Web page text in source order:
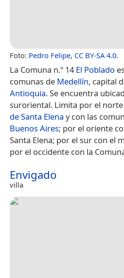
Foto: Pedro Felipe, CC BY-SA 4.0.
La Comuna n.º 14 El Poblado
comunas de Medellín, capital
Antioquia. Se encuentra
suroriental. Limita por el norte
de Santa Elena y con las
Buenos Aires; por el oriente
Santa Elena; por el sur con el
por el occidente con la
Envigado
villa